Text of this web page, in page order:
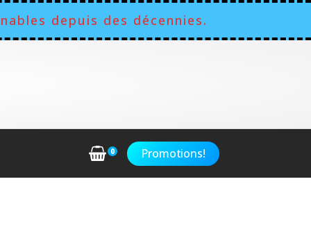
depuis des décennies.
0 Promotions!